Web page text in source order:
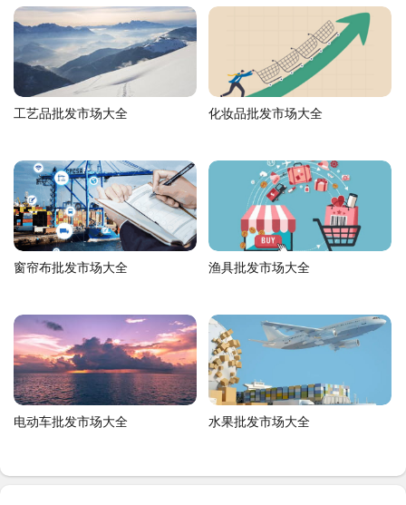
工艺品批发市场大全 化妆品批发市场大全
窗帘布批发市场大全 渔具批发市场大全
电动车批发市场大全 水果批发市场大全